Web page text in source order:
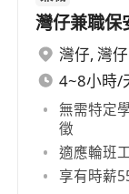
灣仔兼職保
灣仔, 灣仔
4~8小時/
無需特定
徵
適應輪班
享有時薪